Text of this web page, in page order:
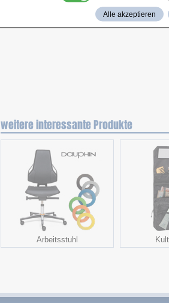
weitere interessante Produkte
Arbeitsstuhl
Alle akzeptieren